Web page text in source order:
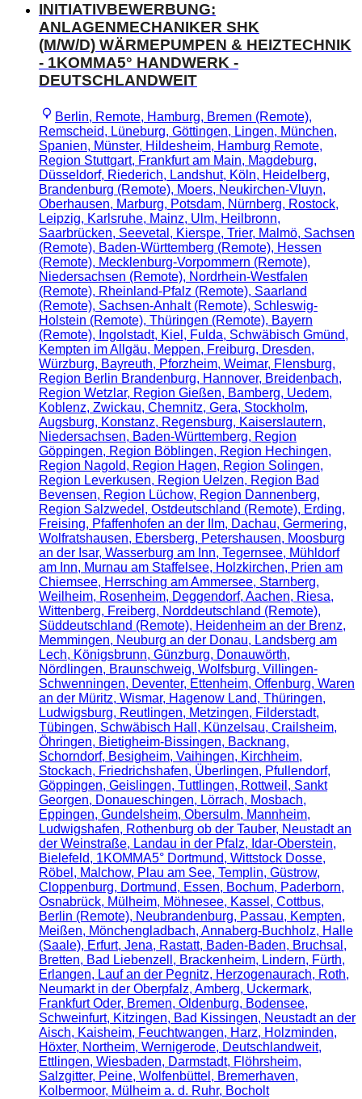
INITIATIVBEWERBUNG:
ANLAGENMECHANIKER SHK
(M/W/D) WÄRMEPUMPEN & HEIZTECHNIK
- 1KOMMA5° HANDWERK -
DEUTSCHLANDWEIT
Berlin, Remote, Hamburg, Bremen (Remote),
Remscheid, Lüneburg, Göttingen, Lingen, München,
Spanien, Münster, Hildesheim, Hamburg Remote,
Region Stuttgart, Frankfurt am Main, Magdeburg,
Düsseldorf, Riederich, Landshut, Köln, Heidelberg,
Brandenburg (Remote), Moers, Neukirchen-Vluyn,
Oberhausen, Marburg, Potsdam, Nürnberg, Rostock,
Leipzig, Karlsruhe, Mainz, Ulm, Heilbronn,
Saarbrücken, Seevetal, Kierspe, Trier, Malmö, Sachsen
(Remote), Baden-Württemberg (Remote), Hessen
(Remote), Mecklenburg-Vorpommern (Remote),
Niedersachsen (Remote), Nordrhein-Westfalen
(Remote), Rheinland-Pfalz (Remote), Saarland
(Remote), Sachsen-Anhalt (Remote), Schleswig-
Holstein (Remote), Thüringen (Remote), Bayern
(Remote), Ingolstadt, Kiel, Fulda, Schwäbisch Gmünd,
Kempten im Allgäu, Meppen, Freiburg, Dresden,
Würzburg, Bayreuth, Pforzheim, Weimar, Flensburg,
Region Berlin Brandenburg, Hannover, Breidenbach,
Region Wetzlar, Region Gießen, Bamberg, Uedem,
Koblenz, Zwickau, Chemnitz, Gera, Stockholm,
Augsburg, Konstanz, Regensburg, Kaiserslautern,
Niedersachsen, Baden-Württemberg, Region
Göppingen, Region Böblingen, Region Hechingen,
Region Nagold, Region Hagen, Region Solingen,
Region Leverkusen, Region Uelzen, Region Bad
Bevensen, Region Lüchow, Region Dannenberg,
Region Salzwedel, Ostdeutschland (Remote), Erding,
Freising, Pfaffenhofen an der Ilm, Dachau, Germering,
Wolfratshausen, Ebersberg, Petershausen, Moosburg
an der Isar, Wasserburg am Inn, Tegernsee, Mühldorf
am Inn, Murnau am Staffelsee, Holzkirchen, Prien am
Chiemsee, Herrsching am Ammersee, Starnberg,
Weilheim, Rosenheim, Deggendorf, Aachen, Riesa,
Wittenberg, Freiberg, Norddeutschland (Remote),
Süddeutschland (Remote), Heidenheim an der Brenz,
Memmingen, Neuburg an der Donau, Landsberg am
Lech, Königsbrunn, Günzburg, Donauwörth,
Nördlingen, Braunschweig, Wolfsburg, Villingen-
Schwenningen, Deventer, Ettenheim, Offenburg, Waren
an der Müritz, Wismar, Hagenow Land, Thüringen,
Ludwigsburg, Reutlingen, Metzingen, Filderstadt,
Tübingen, Schwäbisch Hall, Künzelsau, Crailsheim,
Öhringen, Bietigheim-Bissingen, Backnang,
Schorndorf, Besigheim, Vaihingen, Kirchheim,
Stockach, Friedrichshafen, Überlingen, Pfullendorf,
Göppingen, Geislingen, Tuttlingen, Rottweil, Sankt
Georgen, Donaueschingen, Lörrach, Mosbach,
Eppingen, Gundelsheim, Obersulm, Mannheim,
Ludwigshafen, Rothenburg ob der Tauber, Neustadt an
der Weinstraße, Landau in der Pfalz, Idar-Oberstein,
Bielefeld, 1KOMMA5° Dortmund, Wittstock Dosse,
Röbel, Malchow, Plau am See, Templin, Güstrow,
Cloppenburg, Dortmund, Essen, Bochum, Paderborn,
Osnabrück, Mülheim, Möhnesee, Kassel, Cottbus,
Berlin (Remote), Neubrandenburg, Passau, Kempten,
Meißen, Mönchengladbach, Annaberg-Buchholz, Halle
(Saale), Erfurt, Jena, Rastatt, Baden-Baden, Bruchsal,
Bretten, Bad Liebenzell, Brackenheim, Lindern, Fürth,
Erlangen, Lauf an der Pegnitz, Herzogenaurach, Roth,
Neumarkt in der Oberpfalz, Amberg, Uckermark,
Frankfurt Oder, Bremen, Oldenburg, Bodensee,
Schweinfurt, Kitzingen, Bad Kissingen, Neustadt an der
Aisch, Kaisheim, Feuchtwangen, Harz, Holzminden,
Höxter, Northeim, Wernigerode, Deutschlandweit,
Ettlingen, Wiesbaden, Darmstadt, Flöhrsheim,
Salzgitter, Peine, Wolfenbüttel, Bremerhaven,
Kolbermoor, Mülheim a. d. Ruhr, Bocholt